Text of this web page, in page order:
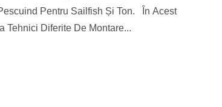
Pentru Sailfish Și Ton. În Acest
Tehnici Diferite De Montare...